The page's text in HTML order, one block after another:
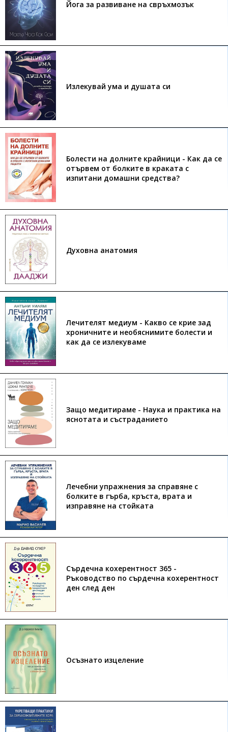
Йога за развиване на свръхмозък
Излекувай ума и душата си
Болести на долните крайници - Как да се
отървем от болките в краката с
изпитани домашни средства?
Духовна анатомия
Лечителят медиум - Какво се крие зад
хроничните и необяснимите болести и
как да се излекуваме
Защо медитираме - Наука и практика на
яснотата и състраданието
Лечебни упражнения за справяне с
болките в гърба, кръста, врата и
изправяне на стойката
Сърдечна кохерентност 365 -
Ръководство по сърдечна кохерентност
ден след ден
Осъзнато изцеление